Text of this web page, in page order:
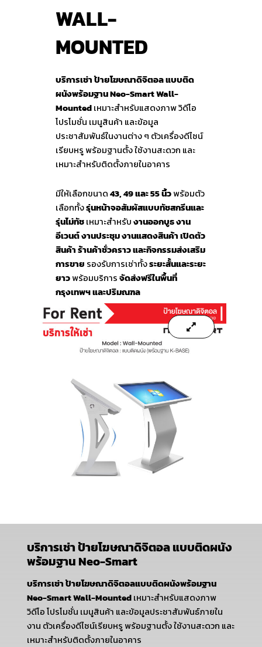
WALL-
MOUNTED
บริการเช่า ป้ายโฆษณาดิจิตอล แบบติด
ผนังพร้อมฐาน Neo-Smart Wall-
Mountedเหมาะสำหรับแสดงภาพ วิดีโอ
โปรโมชั่น เมนูสินค้า และข้อมูล
ประชาสัมพันธ์ในงานต่าง ๆ ตัวเครื่องดีไซน์
เรียบหรู พร้อมฐานตั้ง ใช้งานสะดวก และ
เหมาะสำหรับติดตั้งภายในอาคาร
มีให้เลือกขนาด43, 49 และ 55 นิ้วพร้อมตัว
เลือกทั้งรุ่นหน้าจอสัมผัสแบบทัชสกรีนและ
รุ่นไม่ทัชเหมาะสำหรับงานออกบูธ งาน
อีเวนต์ งานประชุม งานแสดงสินค้า เปิดตัว
สินค้า ร้านค้าชั่วคราว และกิจกรรมส่งเสริม
การขาย รองรับการเช่าทั้งระยะสั้นและระยะ
ยาวพร้อมบริการจัดส่งฟรีในพื้นที่
กรุงเทพฯ และปริมณฑล
บริการเช่า ป้ายโฆษณาดิจิตอล แบบติดผนัง
พร้อมฐาน Neo-Smart
บริการเช่า ป้ายโฆษณาดิจิตอลแบบติดผนังพร้อมฐาน
Neo-Smart Wall-Mountedเหมาะสำหรับแสดงภาพ
วิดีโอ โปรโมชั่น เมนูสินค้า และข้อมูลประชาสัมพันธ์ภายใน
งาน ตัวเครื่องดีไซน์เรียบหรู พร้อมฐานตั้ง ใช้งานสะดวก และ
เหมาะสำหรับติดตั้งภายในอาคาร